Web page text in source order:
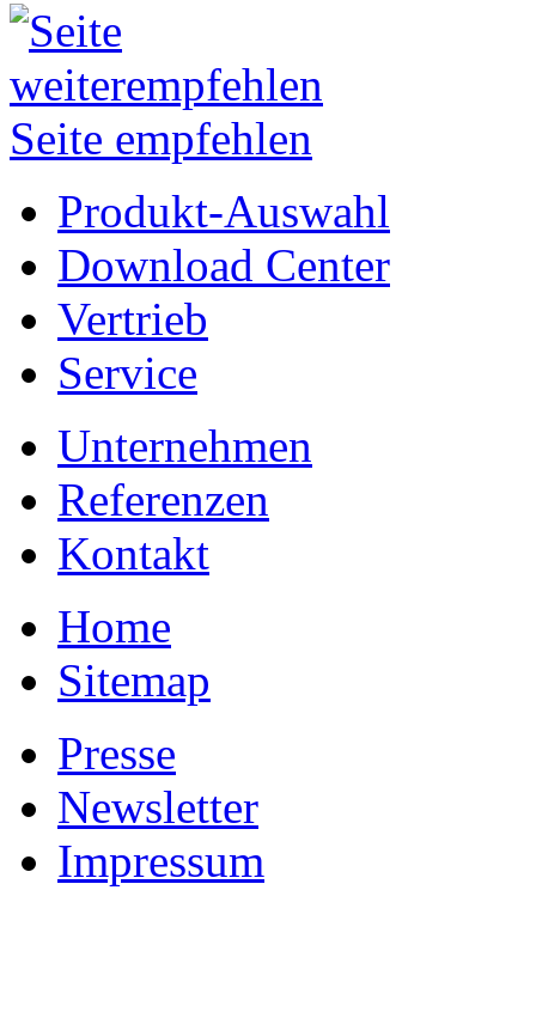
Seite empfehlen
Produkt-Auswahl
Download Center
Vertrieb
Service
Unternehmen
Referenzen
Kontakt
Home
Sitemap
Presse
Newsletter
Impressum